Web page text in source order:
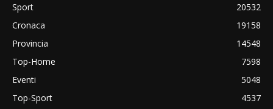
Sport
20532
Cronaca
19158
Provincia
14548
Top-Home
7598
Eventi
5048
Top-Sport
4537